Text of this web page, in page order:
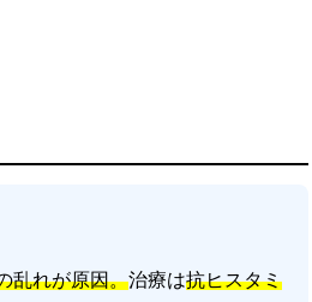
乱れが原因。治療は抗ヒスタミ